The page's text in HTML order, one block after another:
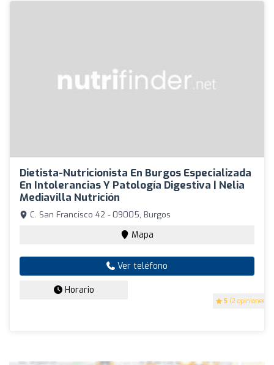
Dietista-Nutricionista En Burgos Especializada
En Intolerancias Y Patología Digestiva | Nelia
Mediavilla Nutrición
5 (2 opiniones)
C. San Francisco 42 - 09005, Burgos
Mapa
Ver teléfono
Horario